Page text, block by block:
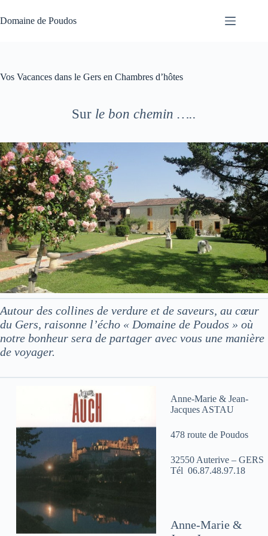
au
contenu
Domaine de Poudos
Vos Vacances dans le Gers en Chambres d’hôtes
Sur le bon chemin …..
Autour des collines de verdure et de saveurs, au cœur
du Gers, raisonne l’écho « Domaine de Poudos » où
notre bonheur sera de partager avec vous une manière
de voyager.
Anne-Marie & Jean-
Jacques ASTAU
478 route de Poudos
32550 Auterive – GERS
Tél 06.87.48.97.18
Anne-Marie &